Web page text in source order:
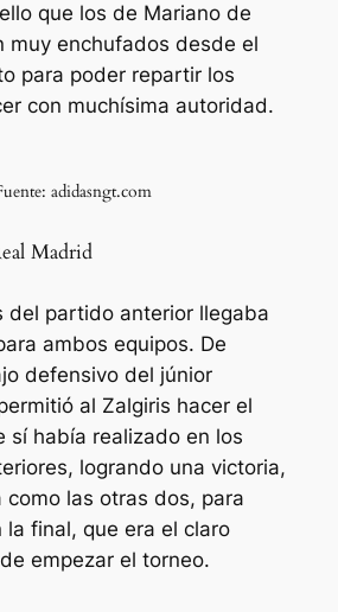
que los de Mariano de
muy enchufados desde el
para poder repartir los
con muchísima autoridad.
adidasngt.com
Madrid
del partido anterior llegaba
ambos equipos. De
defensivo del júnior
al Zalgiris hacer el
sí había realizado en los
logrando una victoria,
como las otras dos, para
la final, que era el claro
empezar el torneo.